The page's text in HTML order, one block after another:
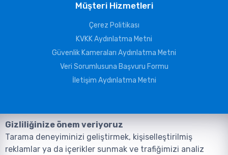
Müşteri Hizmetleri
Çerez Politikası
KVKK Aydınlatma Metni
Güvenlik Kameraları Aydınlatma Metni
Veri Sorumlusuna Başvuru Formu
İletişim Aydınlatma Metni
Gizliliğinize önem veriyoruz
Tarama deneyiminizi geliştirmek, kişiselleştirilmiş
reklamlar ya da içerikler sunmak ve trafiğimizi analiz